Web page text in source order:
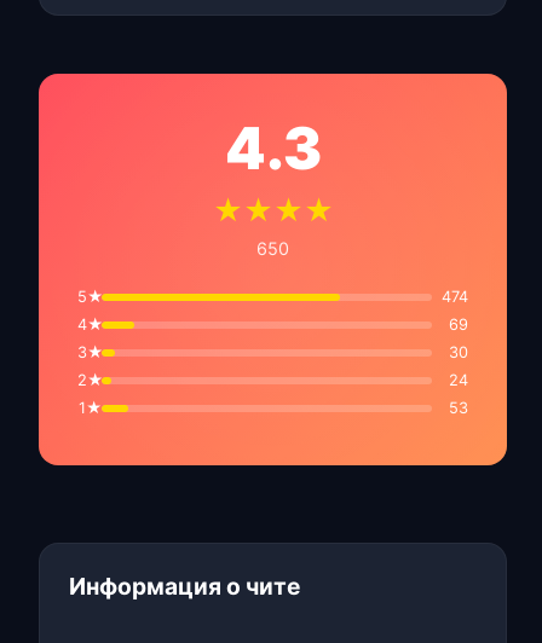
4.3
★★★★
650
5★
474
4★
69
3★
30
2★
24
1★
53
Информация о чите